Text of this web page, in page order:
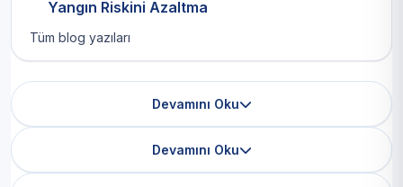
Yangın Riskini Azaltma
Tüm blog yazıları
Devamını Oku
Devamını Oku